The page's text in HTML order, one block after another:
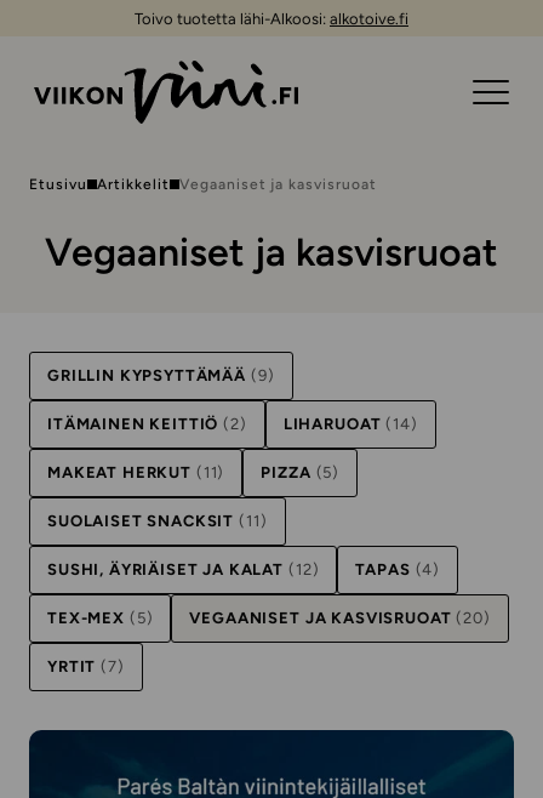
Toivo tuotetta lähi-Alkoosi: alkotoive.fi
Etusivu Artikkelit Vegaaniset ja kasvisruoat
Vegaaniset ja kasvisruoat
GRILLIN KYPSYTTÄMÄÄ (9)
ITÄMAINEN KEITTIÖ (2) LIHARUOAT (14)
MAKEAT HERKUT (11) PIZZA (5)
SUOLAISET SNACKSIT (11)
SUSHI, ÄYRIÄISET JA KALAT (12) TAPAS (4)
TEX-MEX (5) VEGAANISET JA KASVISRUOAT (20)
YRTIT (7)